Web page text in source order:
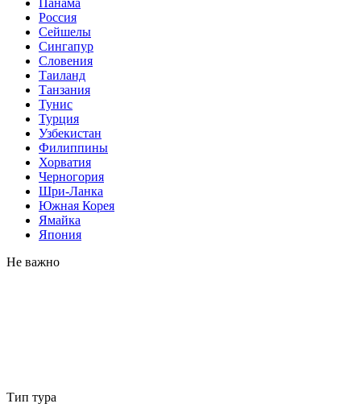
Россия
Сейшелы
Сингапур
Словения
Таиланд
Танзания
Тунис
Турция
Узбекистан
Филиппины
Хорватия
Черногория
Шри-Ланка
Южная Корея
Ямайка
Япония
Не важно
Тип тура